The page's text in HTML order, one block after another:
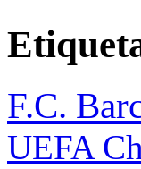
F.C.
UEFA